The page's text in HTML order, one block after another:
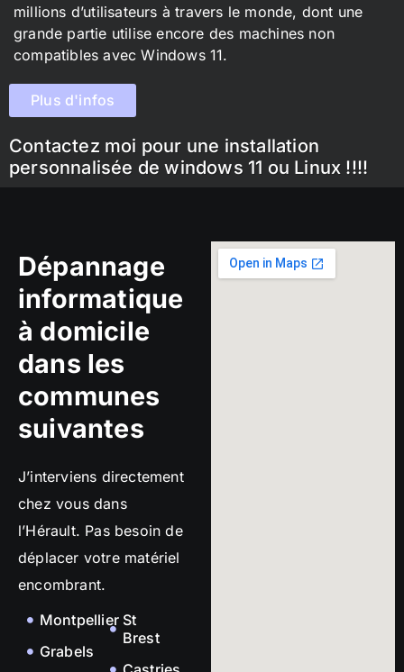
millions d’utilisateurs à travers le monde, dont une
grande partie utilise encore des machines non
compatibles avec Windows 11.
Plus d'infos
Contactez moi pour une installation
personnalisée de windows 11 ou Linux !!!!
Dépannage
informatique
à domicile
dans les
communes
suivantes
J’interviens directement
chez vous dans
l’Hérault. Pas besoin de
déplacer votre matériel
encombrant.
Montpellier
Grabels
St
Brest